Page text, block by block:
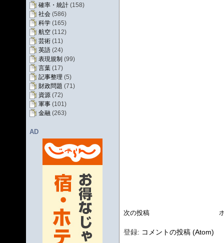
確率・統計 (158)
社会 (586)
科学 (165)
航空 (112)
芸術 (11)
英語 (24)
表現規制 (99)
言葉 (17)
記事整理 (5)
財政問題 (71)
資源 (72)
軍事 (101)
金融 (263)
AD
次の投稿
登録: コメントの投稿 (Atom)